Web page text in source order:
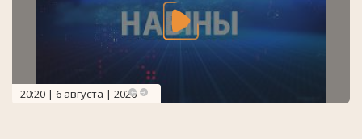
20:20 | 6 августа | 2026